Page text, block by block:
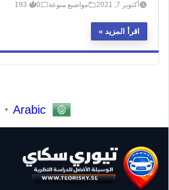
أكتوبر 7, 2021 مواضيع منوعة 0
193
اقرأ المزيد
Arabic
▼